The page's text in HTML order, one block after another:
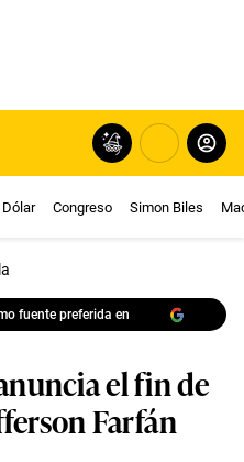
Dólar Congreso Simon Biles
fuente preferida en
el fin de
Farfán